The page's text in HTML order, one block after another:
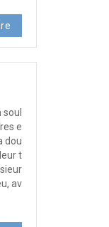
e
dou
t
av